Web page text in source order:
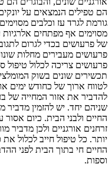
גורמת לגרד עז וכלבים
מסוימים אף מפתחים אלרגיות
של פרעושים בכדי לגרום
פרעושים מעבירים מחלות
פרעושים צריכה לכלול טיפול
לטווח ארוך של כחודש ימים
להדביר את אזור המחייה של
שניהם יחד. יש להזמין
החיים ולבני הבית. כיום
זרחנים אורגניים ולכן
יותר. כל טיפול חייב לכלול
החיים חי בתוך הבית לפני
וספות.